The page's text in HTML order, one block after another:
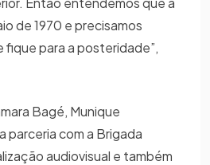
de 1970 e precisamos
fique para a posteridade”,
Bagé, Munique
parceria com a Brigada
audiovisual e também